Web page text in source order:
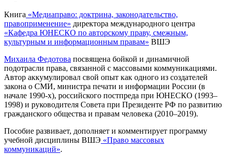
Книга «Медиаправо: доктрина, законодательство,
правоприменение» директора международного центра
«Кафедра ЮНЕСКО по авторскому праву, смежным,
культурным и информационным правам» ВШЭ
Михаила Федотова посвящена бойкой и динамичной
подотрасли права, связанной с массовыми коммуникациями.
Автор аккумулировал свой опыт как одного из создателей
закона о СМИ, министра печати и информации России (в
начале 1990-х), российского постпреда при ЮНЕСКО (1993–
1998) и руководителя Совета при Президенте РФ по развитию
гражданского общества и правам человека (2010–2019).
Пособие развивает, дополняет и комментирует программу
учебной дисциплины ВШЭ «Право массовых
коммуникаций».